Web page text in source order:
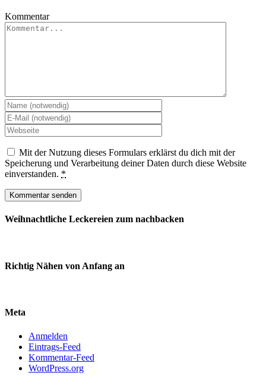
Kommentar
Mit der Nutzung dieses Formulars erklärst du dich mit der
Speicherung und Verarbeitung deiner Daten durch diese Website
einverstanden. *
Weihnachtliche Leckereien zum nachbacken
Richtig Nähen von Anfang an
Meta
Anmelden
Eintrags-Feed
Kommentar-Feed
WordPress.org